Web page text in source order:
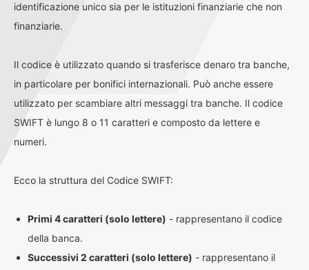
identificazione unico sia per le istituzioni finanziarie che non
finanziarie.
Il codice è utilizzato quando si trasferisce denaro tra banche,
in particolare per bonifici internazionali. Può anche essere
utilizzato per scambiare altri messaggi tra banche. Il codice
SWIFT è lungo 8 o 11 caratteri e composto da lettere e
numeri.
Ecco la struttura del Codice SWIFT:
Primi 4 caratteri (solo lettere) - rappresentano il codice
della banca.
Successivi 2 caratteri (solo lettere) - rappresentano il